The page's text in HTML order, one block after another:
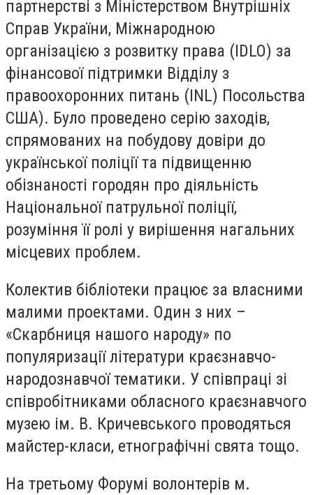
партнерстві з Міністерством Внутрішніх
Справ України, Міжнародною
організацією з розвитку права (IDLO) за
фінансової підтримки Відділу з
правоохоронних питань (INL) Посольства
США). Було проведено серію заходів,
спрямованих на побудову довіри до
української поліції та підвищенню
обізнаності городян про діяльність
Національної патрульної поліції,
розуміння її ролі у вирішення нагальних
місцевих проблем.
Колектив бібліотеки працює за власними
малими проектами. Один з них –
«Скарбниця нашого народу» по
популяризації літератури краєзнавчо-
народознавчої тематики. У співпраці зі
співробітниками обласного краєзнавчого
музею ім. В. Кричевського проводяться
майстер-класи, етнографічні свята тощо.
На третьому Форумі волонтерів м.